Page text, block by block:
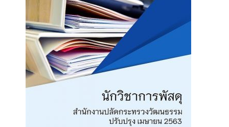
คำถามที่พบบ่อย